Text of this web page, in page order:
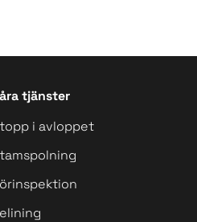
tjänster
i avloppet